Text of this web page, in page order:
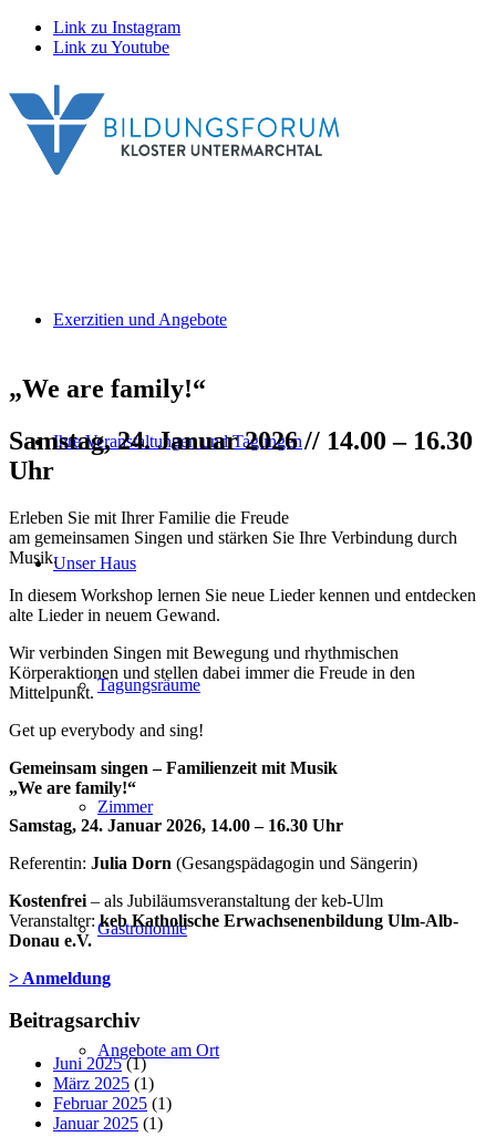
Link zu Instagram
Link zu Youtube
Exerzitien und Angebote
Ihre Veranstaltungen und Tagungen
Unser Haus
Tagungsräume
Zimmer
Gastronomie
Angebote am Ort
„We are family!“
Samstag, 24. Januar 2026 // 14.00 – 16.30
Uhr
Erleben Sie mit Ihrer Familie die Freude
am gemeinsamen Singen und stärken Sie Ihre Verbindung durch
Musik.
In diesem Workshop lernen Sie neue Lieder kennen und entdecken
alte Lieder in neuem Gewand.
Wir verbinden Singen mit Bewegung und rhythmischen
Körperaktionen und stellen dabei immer die Freude in den
Mittelpunkt.
Get up everybody and sing!
Gemeinsam singen – Familienzeit mit Musik
„We are family!“
Samstag, 24. Januar 2026, 14.00 – 16.30 Uhr
Referentin: Julia Dorn (Gesangspädagogin und Sängerin)
Kostenfrei – als Jubiläumsveranstaltung der keb-Ulm
Veranstalter:keb Katholische Erwachsenenbildung Ulm-Alb-
Donau e.V.
> Anmeldung
Beitragsarchiv
Juni 2025(1)
März 2025 (1)
Februar 2025 (1)
Januar 2025 (1)